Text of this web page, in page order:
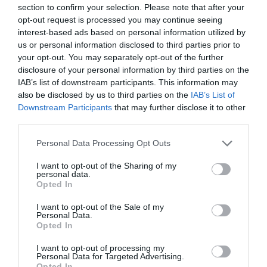
section to confirm your selection. Please note that after your
opt-out request is processed you may continue seeing
interest-based ads based on personal information utilized by
us or personal information disclosed to third parties prior to
your opt-out. You may separately opt-out of the further
disclosure of your personal information by third parties on the
IAB’s list of downstream participants. This information may
also be disclosed by us to third parties on the IAB’s List of
Downstream Participants that may further disclose it to other
Please note that this website/app uses one or more Google
not limited to your visit or usage behaviour. You may click to
grant or deny consent to Google and its third-party tags to
use your data for below specified purposes in below Google
consent section.
Personal Data Processing Opt Outs
I want to opt-out of the Sharing of my
personal data.
Opted In
I want to opt-out of the Sale of my
Personal Data.
Opted In
I want to opt-out of processing my
Personal Data for Targeted Advertising.
4. Tarts szünetet!
Ha mostanában több kudarc is ért, és esetleg már ott
tartasz, hogy végleg törlöd a profilodat, akkor a legjobb,
amit tehetsz, ha tényleg szünetet tartasz. Néhány hétig ne
lépj fel az oldalra, ne levelezz, ne randizz. Helyette szánj
időt önmagad megismerésére. Amikor pedig jobban
érzed magad, akkor újult erővel, és más szemléletmóddal
térj vissza az online társkeresés világába.
A mindennapok során a megszokásaink szerint élünk.
Bizonyára Te is mindent előre megtervezel, és talán
fogalmad sincs róla, hogy mennyire felszabadult érzés a
aznap találkozz vele. Nem baj, ha nem tudsz róla
mindent, és az is lehet, hogy nem vagy egészen biztos
kell heteket várnod, akkor talán az előítéleteid, és a
félelmeid sem hatalmasodnak el rajtad.